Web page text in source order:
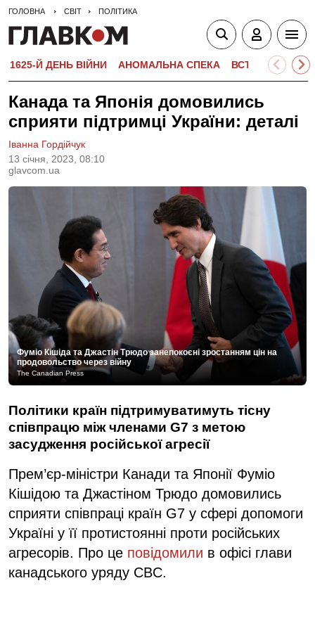
ГОЛОВНА СВІТ ПОЛІТИКА
1625-Й ДЕНЬ ВІЙНИ АНОМАЛЬНА СПЕКА ВСТУПНА
Канада та Японія домовились
сприяти підтримці України: деталі
13 сiчня, 2023, 08:10
glavcom.ua
Іванна Гордійчук
Фуміо Кішіда та Джастін Трюдо занепокоєні зростанням цін на
продовольство через війну
The Canadian Press
Політики країн підтримуватимуть тісну
співпрацю між членами G7 з метою
засудження російської агресії
Прем’єр-міністри Канади та Японії Фуміо
Кішідою та Джастіном Трюдо домовились
сприяти співпраці країн G7 у сфері допомоги
Україні у її протистоянні проти російських
агресорів. Про це повідомили в офісі глави
канадського уряду CBC.